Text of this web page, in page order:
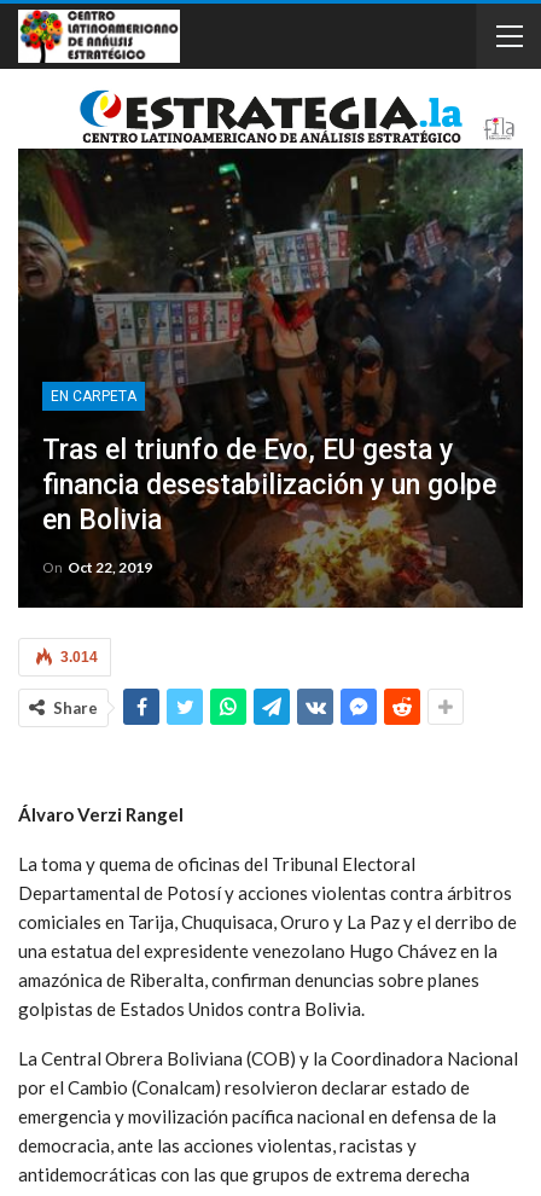
EN CARPETA
Tras el triunfo de Evo, EU gesta y
financia desestabilización y un golpe
en Bolivia
On Oct 22, 2019
3.014
Share
Álvaro Verzi Rangel
La toma y quema de oficinas del Tribunal Electoral
Departamental de Potosí y acciones violentas contra árbitros
comiciales en Tarija, Chuquisaca, Oruro y La Paz y el derribo de
una estatua del expresidente venezolano Hugo Chávez en la
amazónica de Riberalta, confirman denuncias sobre planes
golpistas de Estados Unidos contra Bolivia.
La Central Obrera Boliviana (COB) y la Coordinadora Nacional
por el Cambio (Conalcam) resolvieron declarar estado de
emergencia y movilización pacífica nacional en defensa de la
democracia, ante las acciones violentas, racistas y
antidemocráticas con las que grupos de extrema derecha